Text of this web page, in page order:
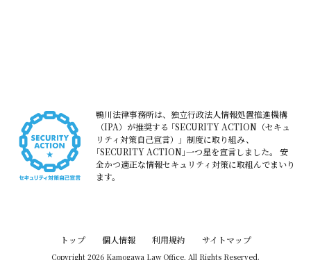
鴨川法律事務所は、独立行政法人情報処置推進機構
（IPA）が推奨する ｢SECURITY ACTION（セキュ
リティ対策自己宣言）」制度に取り組み、
｢SECURITY ACTION｣一つ星を宣言しました。
安
全かつ適正な情報セキュリティ対策に取組んでまいり
ます。
トップ 個人情報 利用規約 サイトマップ
Copyright 2026 Kamogawa Law Office, All Rights Reserved.